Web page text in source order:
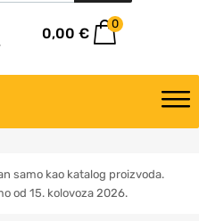
0,00 €
0
samo kao katalog proizvoda.
od 15. kolovoza 2026.